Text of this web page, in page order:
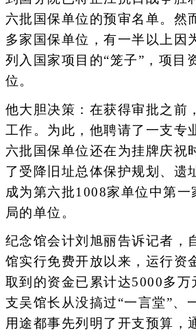
六批国保单位的预审名单。然
多家国保单位，有一半以上因
列入国家项目的“笼子”，项目
位。
他大胆决策：在获得审批之前
工作。为此，他聘请了一支专
六批国保单位还在为挂牌庆祝
了受降旧址总体保护规划、遗
成为第六批1008家单位中第一
局的单位。
纪念馆会计刘旭丽告诉记者，
馆实行免费开放以来，运行资
取到的资金已累计达5000多万
支吴馆长从没搞过“一言堂”、
用途都事先列明了开支预算，